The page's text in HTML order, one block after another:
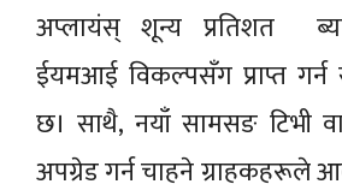
अप्लायंस् शून्य प्रतिशत
ईयमआई विकल्पसँग प्राप्त
छ। साथै, नयाँ सामसङ टिभी
अपग्रेड गर्न चाहने ग्राहकहरूले